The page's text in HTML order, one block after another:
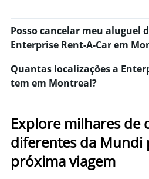
Posso cancelar meu aluguel
Enterprise Rent-A-Car em
Quantas localizações a
tem em Montreal?
Explore milhares de
diferentes da Mundi
próxima viagem